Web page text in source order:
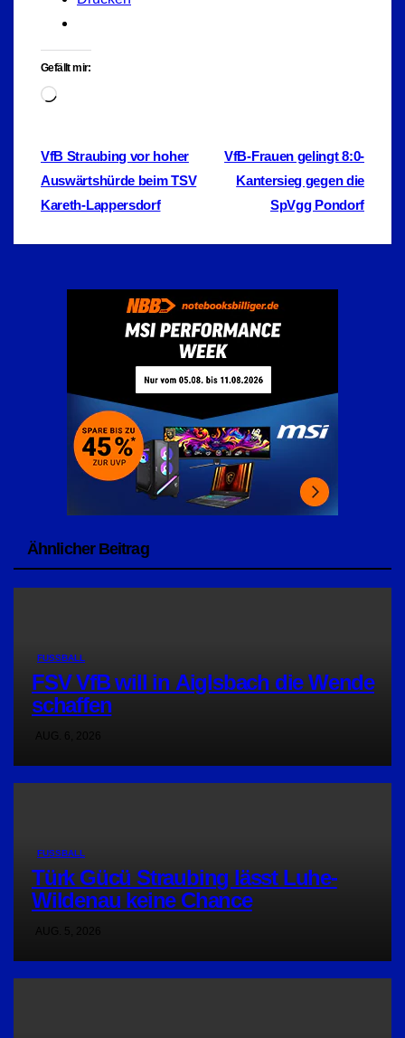
Gefällt mir:
Wird
BeitragsnavigationVfB-Frauen gelingt 8:0-
Kantersieg gegen die
SpVgg Pondorf
VfB Straubing vor hoher
Auswärtshürde beim TSV
Kareth-Lappersdorf
Ähnlicher Beitrag
FUSSBALL
FSV VfB will in Aiglsbach die Wende
schaffen
FUSSBALL
Türk Gücü Straubing lässt Luhe-
Wildenau keine Chance